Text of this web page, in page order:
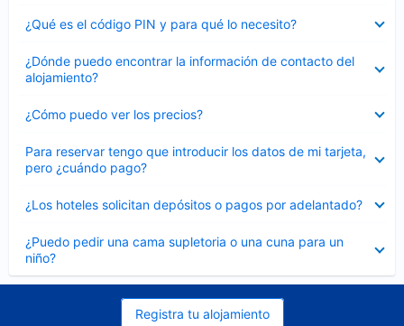
¿Qué es el código PIN y para qué lo necesito?
cerrado
¿Dónde puedo encontrar la información de contacto del
alojamiento?
cerrado
¿Cómo puedo ver los precios?
cerrado
Para reservar tengo que introducir los datos de mi tarjeta,
pero ¿cuándo pago?
cerrado
¿Los hoteles solicitan depósitos o pagos por adelantado?
cerrado
¿Puedo pedir una cama supletoria o una cuna para un
niño?
cerrado
Registra tu alojamiento